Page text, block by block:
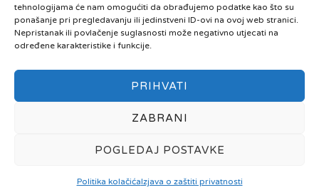
tehnologijama će nam omogućiti da obrađujemo podatke kao što su
ponašanje pri pregledavanju ili jedinstveni ID-ovi na ovoj web stranici.
Nepristanak ili povlačenje suglasnosti može negativno utjecati na
određene karakteristike i funkcije.
PRIHVATI
ZABRANI
POGLEDAJ POSTAVKE
Politika kolačićaIzjava o zaštiti privatnosti
Ponedjeljak, subota i nedjelja od 17:00 – 23:00 h